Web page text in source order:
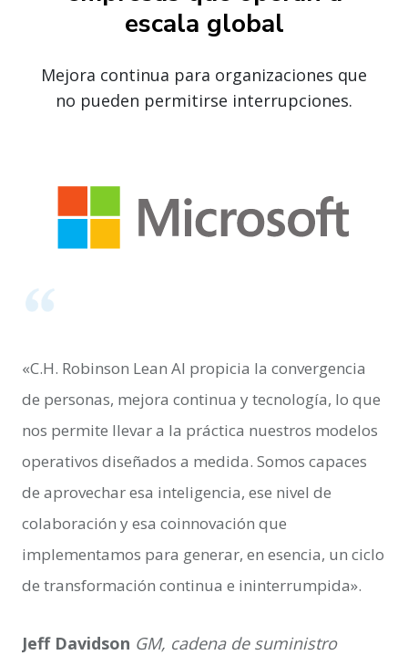
escala global
Mejora continua para organizaciones que
no pueden permitirse interrupciones.
«C.H. Robinson Lean AI propicia la convergencia
de personas, mejora continua y tecnología, lo que
nos permite llevar a la práctica nuestros modelos
operativos diseñados a medida. Somos capaces
de aprovechar esa inteligencia, ese nivel de
colaboración y esa coinnovación que
implementamos para generar, en esencia, un ciclo
de transformación continua e ininterrumpida».
Jeff Davidson GM, cadena de suministro